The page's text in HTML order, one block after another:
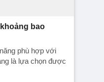
bao
phù hợp với
là lựa chọn được